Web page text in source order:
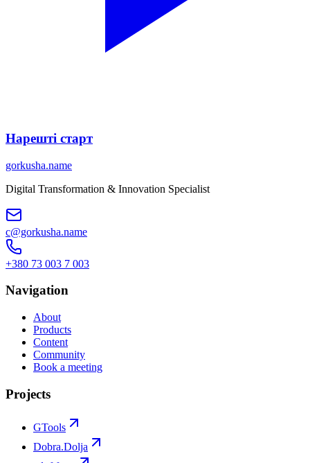
Нарешті старт
gorkusha.name
Digital Transformation & Innovation Specialist
c@gorkusha.name
+380 73 003 7 003
Navigation
About
Products
Content
Community
Book a meeting
Projects
GTools
Dobra.Dolja